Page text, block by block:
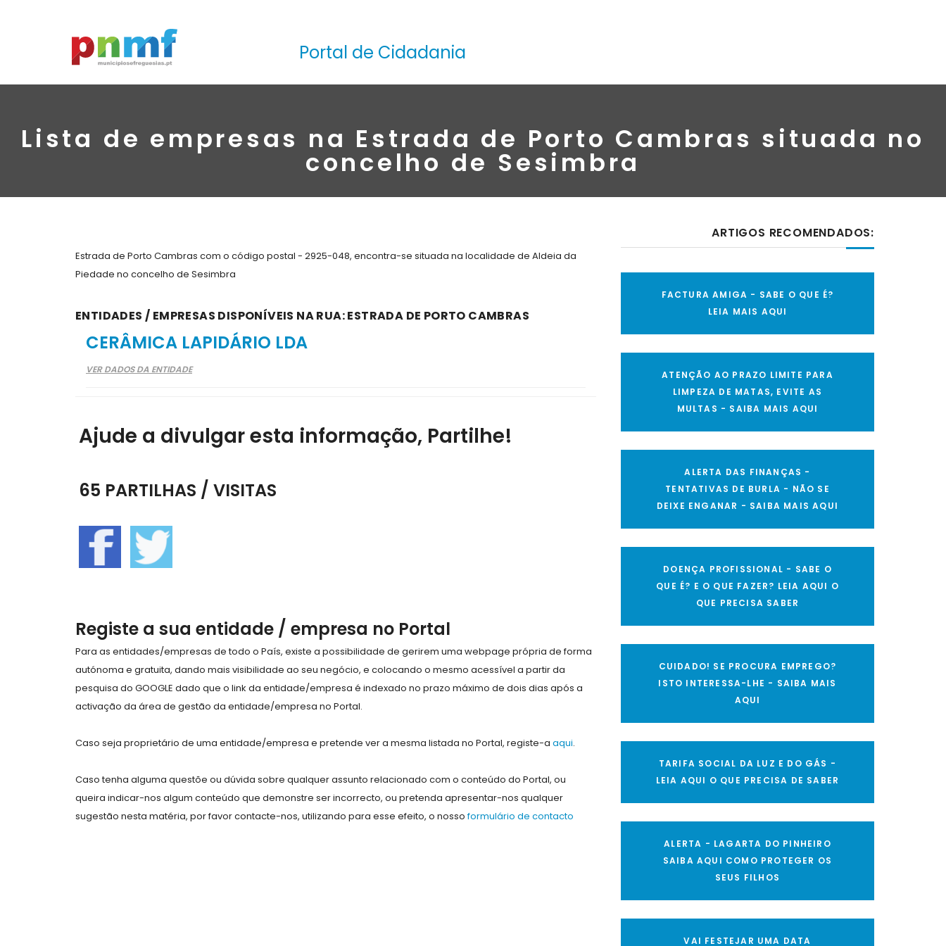
Portal de Cidadania
Lista de empresas na Estrada de Porto Cambras situada no
concelho de Sesimbra
Estrada de Porto Cambras com o código postal - 2925-048, encontra-se situada na localidade de Aldeia da
Piedade no concelho de Sesimbra
ENTIDADES / EMPRESAS DISPONÍVEIS NA RUA: ESTRADA DE PORTO CAMBRAS
CERÂMICA LAPIDÁRIO LDA
VER DADOS DA ENTIDADE
Ajude a divulgar esta informação, Partilhe!
65 PARTILHAS / VISITAS
Registe a sua entidade / empresa no Portal
Para as entidades/empresas de todo o País, existe a possibilidade de gerirem uma webpage própria de forma
autónoma e gratuita, dando mais visibilidade ao seu negócio, e colocando o mesmo acessível a partir da
pesquisa do GOOGLE dado que o link da entidade/empresa é indexado no prazo máximo de dois dias após a
activação da área de gestão da entidade/empresa no Portal.
Caso seja proprietário de uma entidade/empresa e pretende ver a mesma listada no Portal, registe-a aqui.
Caso tenha alguma questõe ou dúvida sobre qualquer assunto relacionado com o conteúdo do Portal, ou
queira indicar-nos algum conteúdo que demonstre ser incorrecto, ou pretenda apresentar-nos qualquer
sugestão nesta matéria, por favor contacte-nos, utilizando para esse efeito, o nossoformulário de contacto
ARTIGOS RECOMENDADOS:
FACTURA AMIGA - SABE O QUE É?
LEIA MAIS AQUI
ATENÇÃO AO PRAZO LIMITE PARA
LIMPEZA DE MATAS, EVITE AS
MULTAS - SAIBA MAIS AQUI
ALERTA DAS FINANÇAS -
TENTATIVAS DE BURLA - NÃO SE
DEIXE ENGANAR - SAIBA MAIS AQUI
DOENÇA PROFISSIONAL - SABE O
QUE É? E O QUE FAZER? LEIA AQUI O
QUE PRECISA SABER
CUIDADO! SE PROCURA EMPREGO?
ISTO INTERESSA-LHE - SAIBA MAIS
AQUI
TARIFA SOCIAL DA LUZ E DO GÁS -
LEIA AQUI O QUE PRECISA DE SABER
ALERTA - LAGARTA DO PINHEIRO
SAIBA AQUI COMO PROTEGER OS
SEUS FILHOS
VAI FESTEJAR UMA DATA